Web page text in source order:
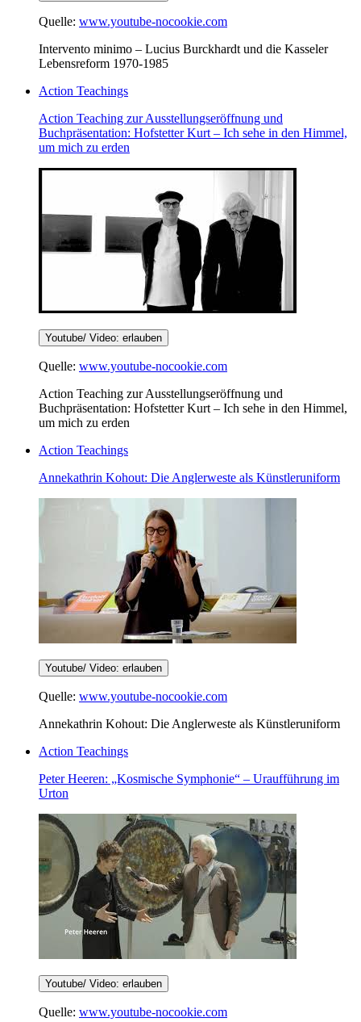
Quelle: www.youtube-nocookie.com
Intervento minimo – Lucius Burckhardt und die Kasseler
Lebensreform 1970-1985
Action Teachings
Action Teaching zur Ausstellungseröffnung und
Buchpräsentation: Hofstetter Kurt – Ich sehe in den Himmel,
um mich zu erden
Youtube/ Video: erlauben
Quelle: www.youtube-nocookie.com
Action Teaching zur Ausstellungseröffnung und
Buchpräsentation: Hofstetter Kurt – Ich sehe in den Himmel,
um mich zu erden
Action Teachings
Annekathrin Kohout: Die Anglerweste als Künstleruniform
Youtube/ Video: erlauben
Quelle: www.youtube-nocookie.com
Annekathrin Kohout: Die Anglerweste als Künstleruniform
Action Teachings
Peter Heeren: „Kosmische Symphonie“ – Uraufführung im
Urton
Youtube/ Video: erlauben
Quelle: www.youtube-nocookie.com